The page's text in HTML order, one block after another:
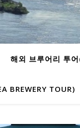
해외 브루어리 투
BREWERY TOUR)